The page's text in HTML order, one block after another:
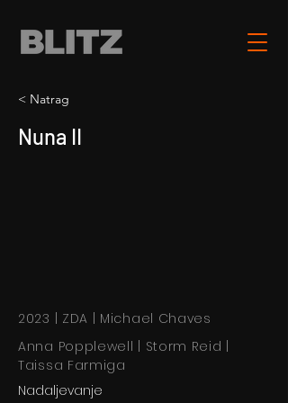
< Natrag
Nuna II
2023 | ZDA | Michael Chaves
Anna Popplewell | Storm Reid |
Taissa Farmiga
Nadaljevanje